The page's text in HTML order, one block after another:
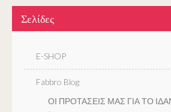
Σελίδες
E-SHOP
Fabbro Blog
ΟΙ ΠΡΟΤΑΣΕΙΣ ΜΑΣ ΓΙΑ ΤΟ